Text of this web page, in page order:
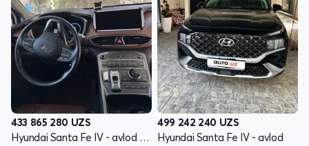
433 865 280 UZS
Hyundai Santa Fe IV - avlod restyling
499 242 240 UZS
Hyundai Santa Fe IV - avlod